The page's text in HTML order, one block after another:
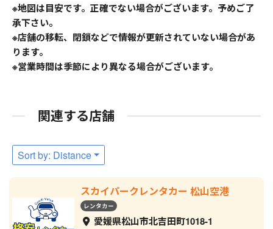
※地図は目安です。正確でない場合がございます。予めご了
承下さい。
※店舗の移転、閉鎖などで情報が更新されていない場合があ
ります。
※営業時間は季節により異なる場合がございます。
関連する店舗
Sort by: Distance
スカイパークレンタカー 松山空港
レンタカー
愛媛県松山市北吉田町1018-1